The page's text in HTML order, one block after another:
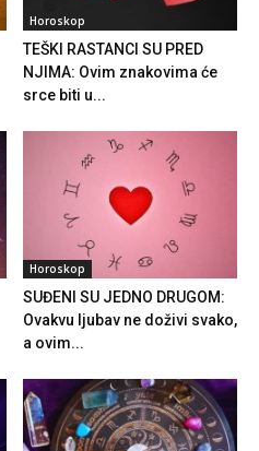
Horoskop
TEŠKI RASTANCI SU PRED
NJIMA: Ovim znakovima će
srce biti u...
Horoskop
SUĐENI SU JEDNO DRUGOM:
Ovakvu ljubav ne doživi svako,
a ovim...